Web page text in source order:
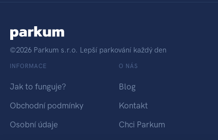
©2026 Parkum s.r.o. Lepší parkování každý den
INFORMACE
Jak to funguje?
Obchodní podmínky
Osobní údaje
O NÁS
Blog
Kontakt
Chci Parkum